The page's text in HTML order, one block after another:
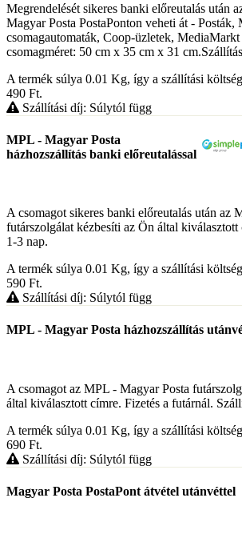
Megrendelését sikeres banki előreutalás után
Magyar Posta PostaPonton veheti át -
csomagautomaták, Coop-üzletek,
csomagméret: 50 cm x 35 cm x 31
A termék súlya 0.01 Kg, így a szállítási
490 Ft.
Szállítási díj: Súlytól függ
MPL - Magyar Posta
házhozszállítás banki előreutalással
A csomagot sikeres banki előreutalás után az
futárszolgálat kézbesíti az Ön által
1-3 nap.
A termék súlya 0.01 Kg, így a szállítási
590 Ft.
Szállítási díj: Súlytól függ
MPL - Magyar Posta házhozszállítás
A csomagot az MPL - Magyar Posta
által kiválasztott címre. Fizetés a futárnál.
A termék súlya 0.01 Kg, így a szállítási
690 Ft.
Szállítási díj: Súlytól függ
Magyar Posta PostaPont átvétel utánvéttel